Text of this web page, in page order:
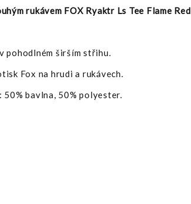
rukávem FOX Ryaktr Ls Tee Flame Red
pohodlném širším střihu.
Fox na hrudi a rukávech.
50% bavlna, 50% polyester.